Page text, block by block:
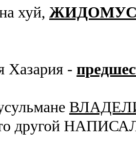
хуй,
Хазария -
другой